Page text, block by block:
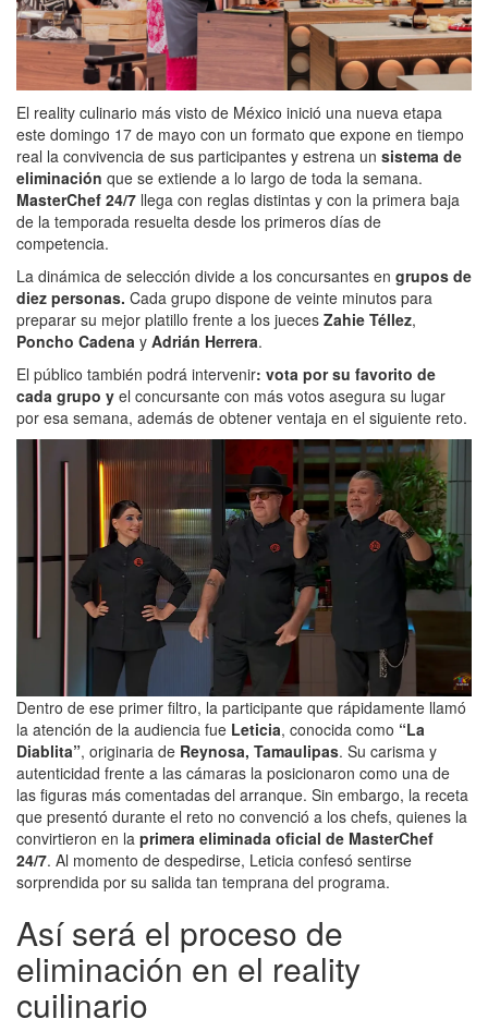
El reality culinario más visto de México inició una nueva etapa
este domingo 17 de mayo con un formato que expone en tiempo
real la convivencia de sus participantes y estrena un sistema de
eliminación que se extiende a lo largo de toda la semana.
MasterChef 24/7 llega con reglas distintas y con la primera baja
de la temporada resuelta desde los primeros días de
competencia.
La dinámica de selección divide a los concursantes en grupos de
diez personas. Cada grupo dispone de veinte minutos para
preparar su mejor platillo frente a los jueces Zahie Téllez,
Poncho Cadena y Adrián Herrera.
El público también podrá intervenir: vota por su favorito de
cada grupo y el concursante con más votos asegura su lugar
por esa semana, además de obtener ventaja en el siguiente reto.
Dentro de ese primer filtro, la participante que rápidamente llamó
la atención de la audiencia fue Leticia, conocida como “La
Diablita”, originaria de Reynosa, Tamaulipas. Su carisma y
autenticidad frente a las cámaras la posicionaron como una de
las figuras más comentadas del arranque. Sin embargo, la receta
que presentó durante el reto no convenció a los chefs, quienes la
convirtieron en la primera eliminada oficial de MasterChef
24/7. Al momento de despedirse, Leticia confesó sentirse
sorprendida por su salida tan temprana del programa.
Así será el proceso de
eliminación en el reality
cuilinario